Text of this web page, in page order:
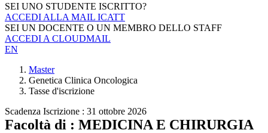
SEI UNO STUDENTE ISCRITTO?
ACCEDI ALLA MAIL ICATT
SEI UN DOCENTE O UN MEMBRO DELLO STAFF
ACCEDI A CLOUDMAIL
EN
Master
Genetica Clinica Oncologica
Tasse d'iscrizione
Scadenza Iscrizione : 31 ottobre 2026
Facoltà di : MEDICINA E CHIRURGIA